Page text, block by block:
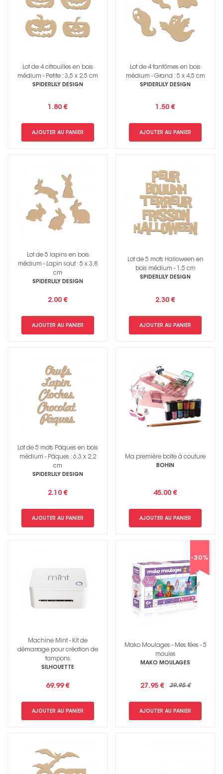
Lot de 4 citrouilles en bois
médium - Petite : 3,5 x 2,5 cm
SPIDERLILY DESIGN
1.80 €
AJOUTER AU PANIER
Lot de 4 fantômes en bois
médium - Grand : 5 x 4,5 cm
SPIDERLILY DESIGN
1.50 €
AJOUTER AU PANIER
Lot de 5 lapins en bois
médium - Lapin saut : 5 x 3,8
cm
SPIDERLILY DESIGN
2.00 €
AJOUTER AU PANIER
Lot de 5 mots Halloween en
bois médium - 1,5 cm
SPIDERLILY DESIGN
2.30 €
AJOUTER AU PANIER
Lot de 5 mots Pâques en bois
médium - Pâques : 6,3 x 2,2
cm
SPIDERLILY DESIGN
2.10 €
AJOUTER AU PANIER
Ma première boîte à couture
BOHIN
45.00 €
AJOUTER AU PANIER
Machine Mint - Kit de
démarrage pour création de
tampons
SILHOUETTE
69.99 €
AJOUTER AU PANIER
-30%
Mako Moulages - Mes fées - 5
moules
MAKO MOULAGES
39.95 €
27.95 €
AJOUTER AU PANIER